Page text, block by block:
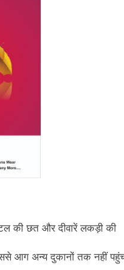
की छत और दीवारें लकड़ी की
आग अन्य दुकानों तक नहीं